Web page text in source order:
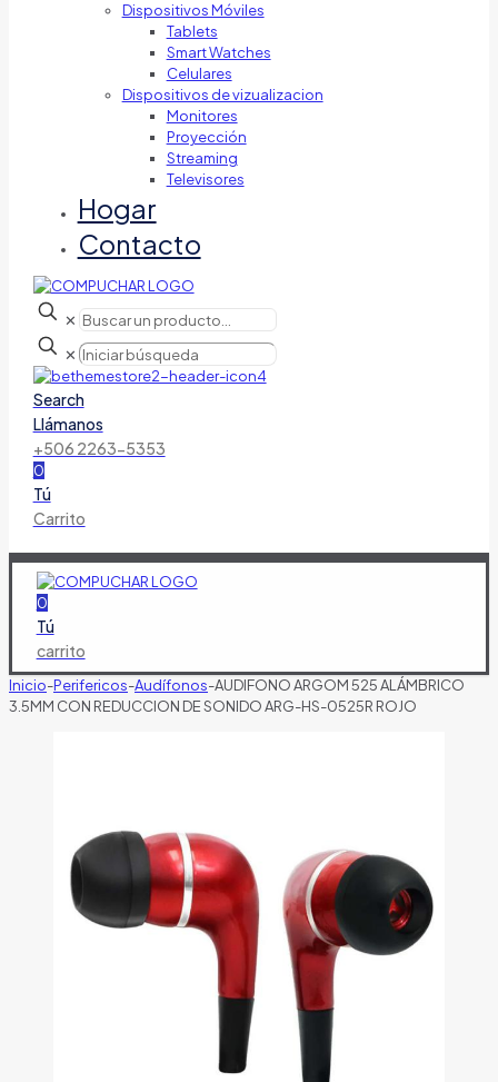
Dispositivos Móviles
Tablets
Smart Watches
Celulares
Dispositivos de vizualizacion
Monitores
Proyección
Streaming
Televisores
Hogar
Contacto
✕
✕
Search
Llámanos
+506 2263-5353
0
Tú
Carrito
0
Tú
carrito
Inicio-Perifericos-Audífonos-AUDIFONO ARGOM 525 ALÁMBRICO
3.5MM CON REDUCCION DE SONIDO ARG-HS-0525R ROJO